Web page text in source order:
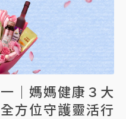
｜媽媽健康３大
方位守護靈活行